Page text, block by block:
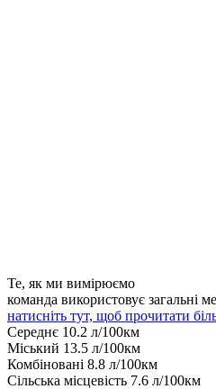
Те, як ми вимірюємо
команда використовує загальні
натисніть тут, щоб прочитати
Середнє 10.2 л/100км
Міський 13.5 л/100км
Комбіновані 8.8 л/100км
Сільська місцевість 7.6 л/100км